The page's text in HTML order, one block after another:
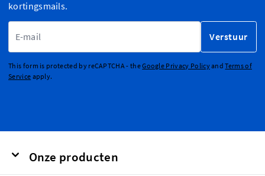
kortingsmails.
Verstuur
This form is protected by reCAPTCHA - theGoogle Privacy PolicyandTerms of
Service apply.
Onze producten